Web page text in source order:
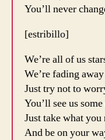
You’ll never
[estribillo]
We’re all of us
We’re fading away
Just try not to
You’ll see us
Just take what you
And be on your